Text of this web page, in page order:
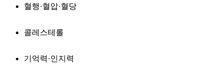
혈행·혈압·혈당
콜레스테롤
기억력·인지력